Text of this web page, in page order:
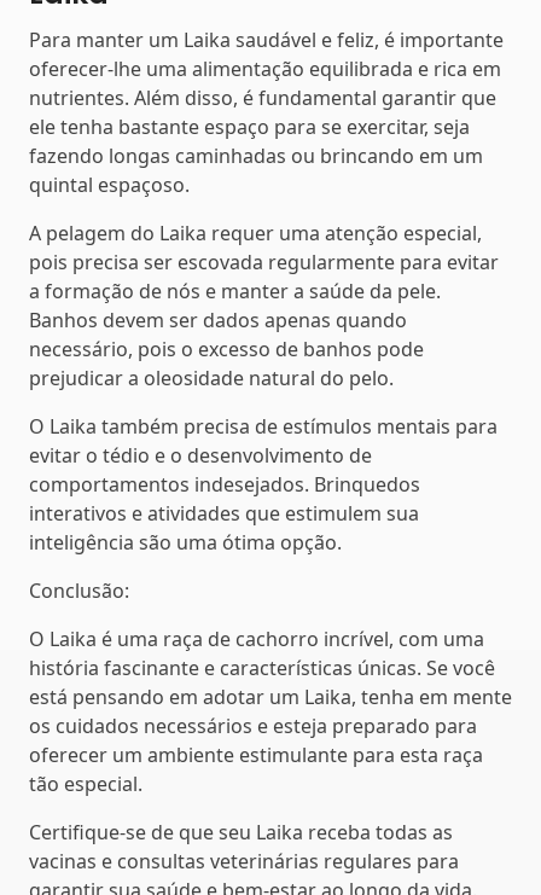
Para manter um Laika saudável e feliz, é importante
oferecer-lhe uma alimentação equilibrada e rica em
nutrientes. Além disso, é fundamental garantir que
ele tenha bastante espaço para se exercitar, seja
fazendo longas caminhadas ou brincando em um
quintal espaçoso.
A pelagem do Laika requer uma atenção especial,
pois precisa ser escovada regularmente para evitar
a formação de nós e manter a saúde da pele.
Banhos devem ser dados apenas quando
necessário, pois o excesso de banhos pode
prejudicar a oleosidade natural do pelo.
O Laika também precisa de estímulos mentais para
evitar o tédio e o desenvolvimento de
comportamentos indesejados. Brinquedos
interativos e atividades que estimulem sua
inteligência são uma ótima opção.
Conclusão:
O Laika é uma raça de cachorro incrível, com uma
história fascinante e características únicas. Se você
está pensando em adotar um Laika, tenha em mente
os cuidados necessários e esteja preparado para
oferecer um ambiente estimulante para esta raça
tão especial.
Certifique-se de que seu Laika receba todas as
vacinas e consultas veterinárias regulares para